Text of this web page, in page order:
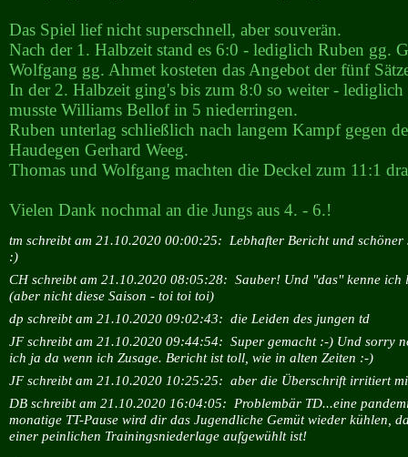
Das Spiel lief nicht superschnell, aber souverän.
Nach der 1. Halbzeit stand es 6:0 - lediglich Ruben gg.
Wolfgang gg. Ahmet kosteten das Angebot der fünf
In der 2. Halbzeit ging's bis zum 8:0 so weiter -
musste Williams Bellof in 5 niederringen.
Ruben unterlag schließlich nach langem Kampf gegen
Haudegen Gerhard Weeg.
Thomas und Wolfgang machten die Deckel zum 11:1
Vielen Dank nochmal an die Jungs aus 4. - 6.!
tm schreibt am 21.10.2020 00:00:25: Lebhafter Bericht und schöner
:)
CH schreibt am 21.10.2020 08:05:28: Sauber! Und "das" kenne ich
(aber nicht diese Saison - toi toi toi)
dp schreibt am 21.10.2020 09:02:43: die Leiden des jungen td
JF schreibt am 21.10.2020 09:44:54: Super gemacht :-) Und sorry
ich ja da wenn ich Zusage. Bericht ist toll, wie in alten Zeiten :-)
JF schreibt am 21.10.2020 10:25:25: aber die Überschrift irritiert
DB schreibt am 21.10.2020 16:04:05: Problembär TD...eine
monatige TT-Pause wird dir das Jugendliche Gemüt wieder kühlen,
einer peinlichen Trainingsniederlage aufgewühlt ist!